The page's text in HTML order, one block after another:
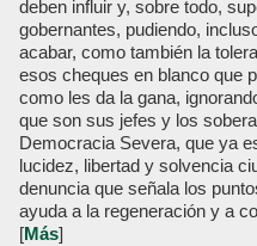
deben influir y, sobre todo,
gobernantes, pudiendo,
acabar, como también la
esos cheques en blanco que
como les da la gana,
que son sus jefes y los
Democracia Severa, que ya
lucidez, libertad y solvencia
denuncia que señala los
ayuda a la regeneración y a
[Más]